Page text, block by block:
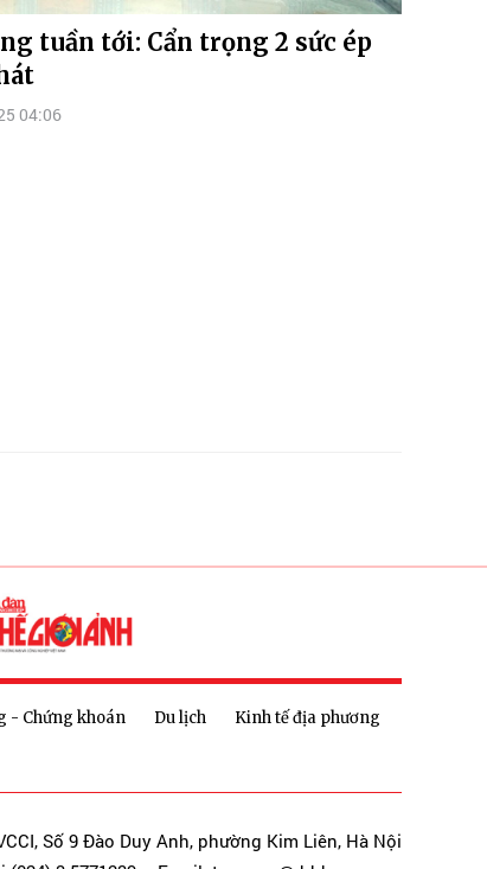
tuần tới: Cẩn trọng 2 sức ép
04:06
- Chứng khoán Du lịch
Kinh tế địa phương
Số 9 Đào Duy Anh, phường Kim Liên, Hà Nội